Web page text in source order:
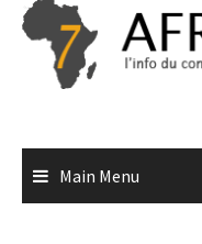
Skip
content
Main Menu